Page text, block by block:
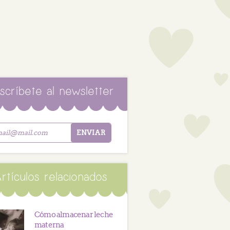
al newsletter
relacionados
Cómo almacenar leche
materna